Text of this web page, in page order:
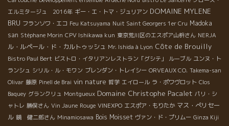
エルミタージュ 2016年 ギー・エ・トマ・ジュリアン DOMAINE MYLENE
BRU フランソワ・エコ Feu Katsuyama Nuit Saint Georgers 1er Cru Madoka
san Stéphane Morin CPV Ishikawa kun 東京荒川区のエスポア山枡さん NERJA
ル・ルペール・ド・カルトゥッシュ Mr. Ishida à Lyon Côte de Brouilly
Bistro Paul Bert ビストロ・イタリアンレストラン「グシテ」 ルーブル ユンヌ・ト
ランシュ シリル・ル・モワン ブレンダン・トレイシー ORVEAUX CO. Takema-san
Olivar 藤原 Pinell de Brai vin nature 哲学 エイロール ラ・ポワヴロット Clos
Baquey グランクリュ Montgueux Domaine Christophe Pacalet パリ・シ
ャトレ 勝俣さん Vin Jaune Rouge VINEXPO エスポア・もりたか マス・ぺリセー
ル 鏡 健二郎さん Minamiosawa Bois Moisset ヴァン・ド・プリムー Ginza Kiji